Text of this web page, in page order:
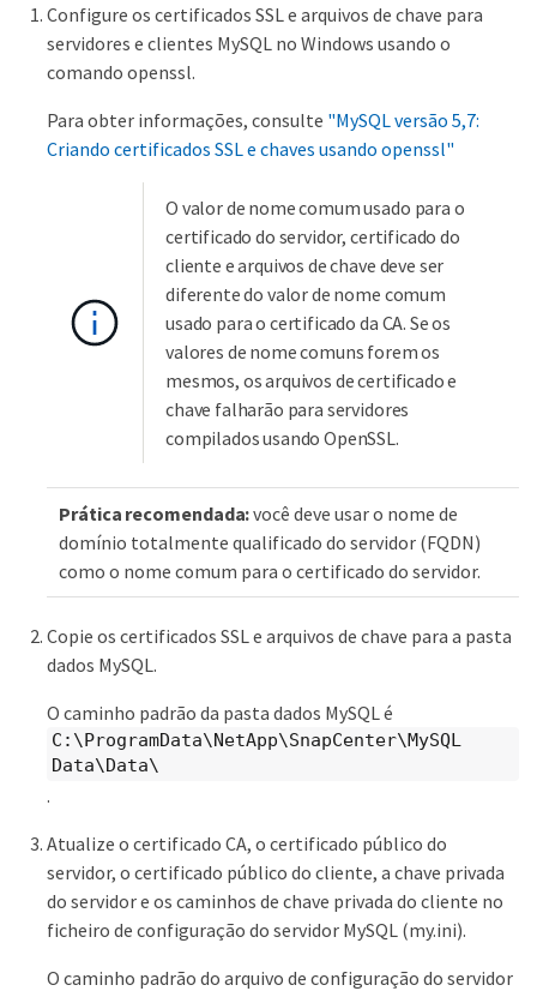
Configure os certificados SSL e arquivos de chave para
servidores e clientes MySQL no Windows usando o
comando openssl.
Para obter informações, consulte "MySQL versão 5,7:
Criando certificados SSL e chaves usando openssl"
O valor de nome comum usado para o
certificado do servidor, certificado do
cliente e arquivos de chave deve ser
diferente do valor de nome comum
usado para o certificado da CA. Se os
valores de nome comuns forem os
mesmos, os arquivos de certificado e
chave falharão para servidores
compilados usando OpenSSL.
Prática recomendada:você deve usar o nome de
domínio totalmente qualificado do servidor (FQDN)
como o nome comum para o certificado do servidor.
Copie os certificados SSL e arquivos de chave para a pasta
dados MySQL.
O caminho padrão da pasta dados MySQL é
C:\ProgramData\NetApp\SnapCenter\MySQL
Data\Data\
.
Atualize o certificado CA, o certificado público do
servidor, o certificado público do cliente, a chave privada
do servidor e os caminhos de chave privada do cliente no
ficheiro de configuração do servidor MySQL (my.ini).
O caminho padrão do arquivo de configuração do servidor